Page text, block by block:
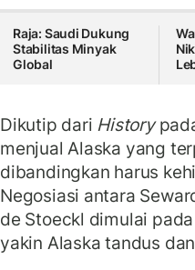
Raja: Saudi Dukung
Stabilitas Minyak
Global
Dikutip dari History
menjual Alaska yang
dibandingkan harus
Negosiasi antara
de Stoeckl dimulai
yakin Alaska tandus